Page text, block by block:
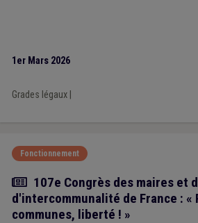
1er Mars 2026
Grades légaux|
Fonctionnement
Article
107e Congrès des maires et
d'intercommunalité de France : «
communes, liberté ! »